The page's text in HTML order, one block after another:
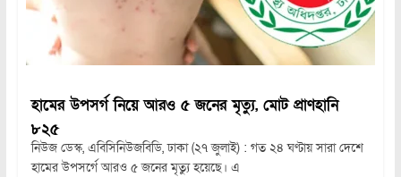
হামের উপসর্গ নিয়ে আরও ৫ জনের মৃত্যু, মোট প্রাণহানি
৮২৫
নিউজ ডেস্ক, এবিসিনিউজবিডি, ঢাকা (২৭ জুলাই) : গত ২৪ ঘণ্টায় সারা দেশে
হামের উপসর্গে আরও ৫ জনের মৃত্যু হয়েছে। এ